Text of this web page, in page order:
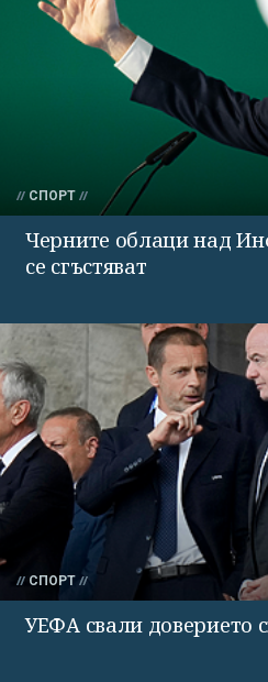
СПОРТ
Черните облаци над
се сгъстяват
СПОРТ
УЕФА свали доверието